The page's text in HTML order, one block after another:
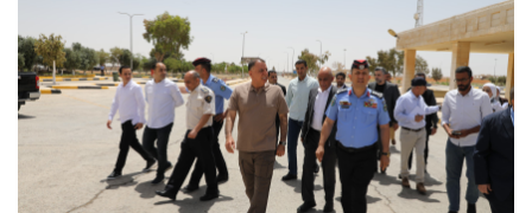
إنجازات
توعوية
الخدمات
الإلكترونية
صور
وفيديو
مجلة
أصداء
إعلانات